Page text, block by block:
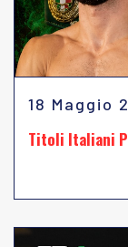
18 Maggio
Titoli Italiani